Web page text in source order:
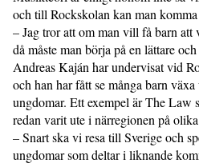
och till Rockskolan kan man
– Jag tror att om man vill få barn att
då måste man börja på en lättare
Andreas Kaján har undervisat vid
och han har fått se många barn
ungdomar. Ett exempel är The Law
redan varit ute i närregionen på
– Snart ska vi resa till Sverige och
ungdomar som deltar i liknande